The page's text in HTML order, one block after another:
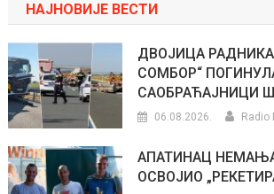
НАЈНОВИЈЕ ВЕСТИ
ДВОЈИЦА
СОМБОР“
САОБРАЋАЈНИЦИ
06.08.2026. Radio
АПАТИНАЦ
ОСВОЈИО